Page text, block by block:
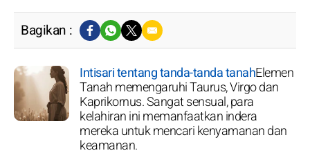
Bagikan :
Intisari tentang tanda-tanda tanahElemen
Tanah memengaruhi Taurus, Virgo dan
Kaprikornus. Sangat sensual, para
kelahiran ini memanfaatkan indera
mereka untuk mencari kenyamanan dan
keamanan.